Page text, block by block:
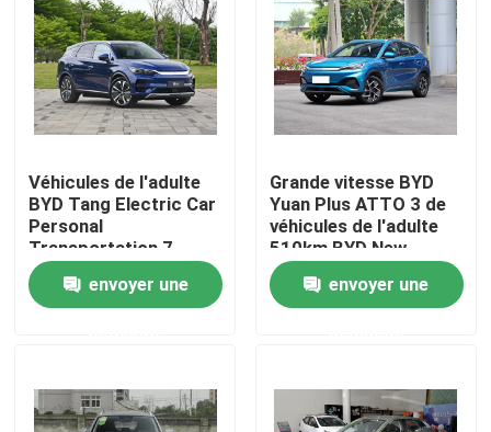
Aperçu
Vidéos
Véhicules de l'adulte
BYD Tang Electric Car
Personal
Transportation 7
sièges 180 km/h
envoyer une
Grande vitesse BYD
Yuan Plus ATTO 3 de
véhicules de l'adulte
510km BYD New
Energy voiture
électrique de 4 roues
envoyer une